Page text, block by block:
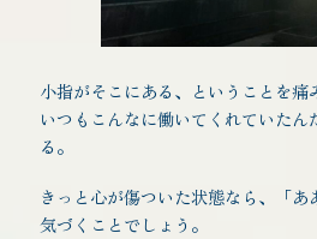
小指がそこにある、ということを痛
いつもこんなに働いてくれていた
る。
きっと心が傷ついた状態なら、「あ
気づくことでしょう。